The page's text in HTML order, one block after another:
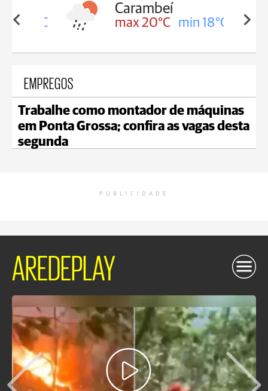
18°C
Carambeí
max 20°C min 18°C
EMPREGOS
Trabalhe como montador de máquinas
em Ponta Grossa; confira as vagas desta
segunda
PUBLICIDADE
AREDEPLAY